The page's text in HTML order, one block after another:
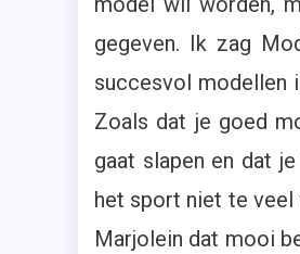
gegeven. Ik zag
succesvol modellen
Zoals dat je goed
gaat slapen en dat
het sport niet te veel
Marjolein dat mooi